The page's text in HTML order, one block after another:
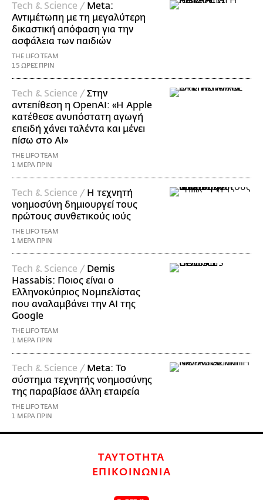
Τech & Science / Meta:
Αντιμέτωπη με τη μεγαλύτερη
δικαστική απόφαση για την
ασφάλεια των παιδιών
THE LIFO TEAM
15 ΩΡΕΣ ΠΡΙΝ
Τech & Science / Στην
αντεπίθεση η OpenAI: «Η Apple
κατέθεσε ανυπόστατη αγωγή
επειδή χάνει ταλέντα και μένει
πίσω στο AI»
THE LIFO TEAM
1 ΜΕΡΑ ΠΡΙΝ
Τech & Science / Η τεχνητή
νοημοσύνη δημιουργεί τους
πρώτους συνθετικούς ιούς
THE LIFO TEAM
1 ΜΕΡΑ ΠΡΙΝ
Τech & Science / Demis
Hassabis: Ποιος είναι ο
Ελληνοκύπριος Νομπελίστας
που αναλαμβάνει την AI της
Google
THE LIFO TEAM
1 ΜΕΡΑ ΠΡΙΝ
Τech & Science / Meta: Το
σύστημα τεχνητής νοημοσύνης
της παραβίασε άλλη εταιρεία
THE LIFO TEAM
1 ΜΕΡΑ ΠΡΙΝ
ΤΑΥΤΟΤΗΤΑ
ΕΠΙΚΟΙΝΩΝΙΑ